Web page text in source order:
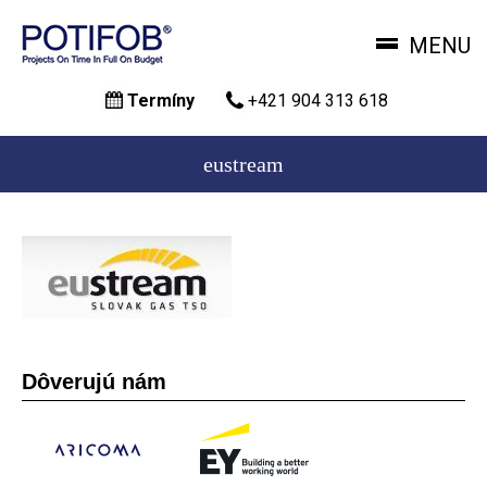
hlavný
MENU
Termíny +421 904 313 618
eustream
Dôverujú nám